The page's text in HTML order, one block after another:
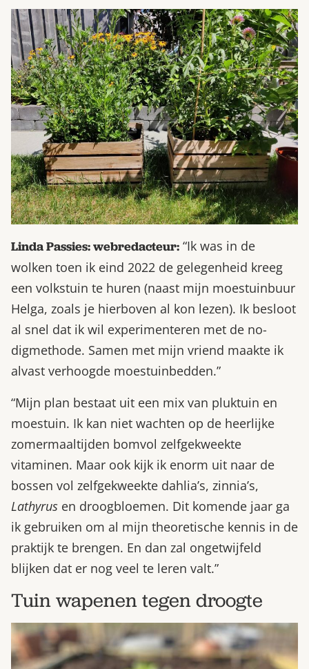
Linda Passies: webredacteur: “Ik was in de
wolken toen ik eind 2022 de gelegenheid kreeg
een volkstuin te huren (naast mijn moestuinbuur
Helga, zoals je hierboven al kon lezen). Ik besloot
al snel dat ik wil experimenteren met de no-
digmethode. Samen met mijn vriend maakte ik
alvast verhoogde moestuinbedden.”
“Mijn plan bestaat uit een mix van pluktuin en
moestuin. Ik kan niet wachten op de heerlijke
zomermaaltijden bomvol zelfgekweekte
vitaminen. Maar ook kijk ik enorm uit naar de
bossen vol zelfgekweekte dahlia’s, zinnia’s,
Lathyrus en droogbloemen. Dit komende jaar ga
ik gebruiken om al mijn theoretische kennis in de
praktijk te brengen. En dan zal ongetwijfeld
blijken dat er nog veel te leren valt.”
Tuin wapenen tegen droogte